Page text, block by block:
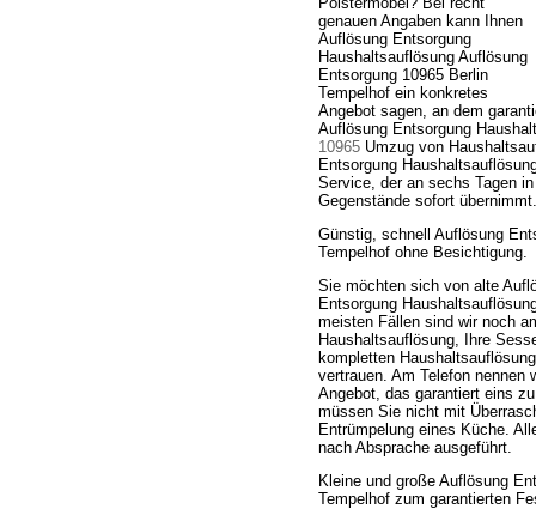
genauen Angaben kann Ihnen
Auflösung Entsorgung
Haushaltsauflösung Auflösung
Entsorgung 10965 Berlin
Tempelhof ein konkretes
Angebot sagen, an dem
Auflösung Entsorgung
10965 Umzug von
Entsorgung
Service, der an sechs Tagen
Gegenstände sofort übernimmt.
Günstig, schnell Auflösung
Tempelhof ohne Besichtigung.
Sie möchten sich von alte
Entsorgung
meisten Fällen sind wir noch
Haushaltsauflösung, Ihre
kompletten
vertrauen. Am Telefon nennen
Angebot, das garantiert eins
müssen Sie nicht mit
Entrümpelung eines Küche.
nach Absprache ausgeführt.
Kleine und große Auflösung
Tempelhof zum garantierten